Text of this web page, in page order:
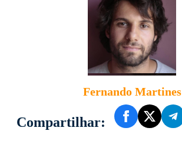
Fernando Martines
Compartilhar: